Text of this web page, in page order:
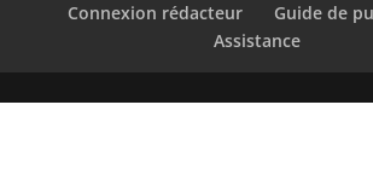
Connexion rédacteur
Guide de
Assistance